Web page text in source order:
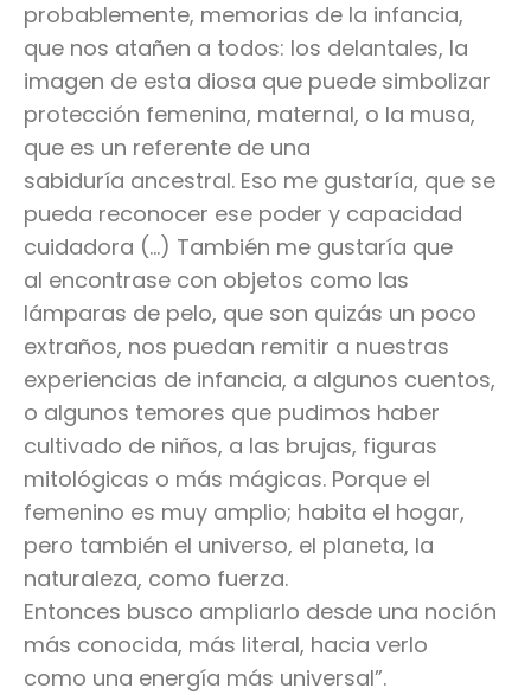
probablemente, memorias de la infancia,
que nos atañen a todos: los delantales, la
imagen de esta diosa que puede simbolizar
protección femenina, maternal, o la musa,
que es un referente de una
sabiduría ancestral. Eso me gustaría, que se
pueda reconocer ese poder y capacidad
cuidadora (…) También me gustaría que
al encontrase con objetos como las
lámparas de pelo, que son quizás un poco
extraños, nos puedan remitir a nuestras
experiencias de infancia, a algunos cuentos,
o algunos temores que pudimos haber
cultivado de niños, a las brujas, figuras
mitológicas o más mágicas. Porque el
femenino es muy amplio; habita el hogar,
pero también el universo, el planeta, la
naturaleza, como fuerza.
Entonces busco ampliarlo desde una noción
más conocida, más literal, hacia verlo
como una energía más universal”.